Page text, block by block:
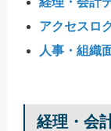
アクセスロ
人事・組織
経理・会